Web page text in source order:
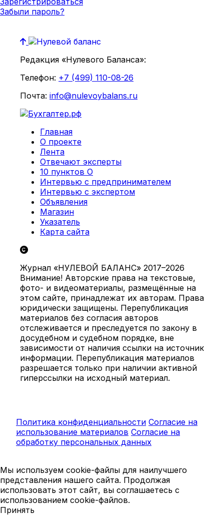
Забыли пароль?
Редакция «Нулевого Баланса»:
Телефон: +7 (499) 110-08-26
Почта: info@nulevoybalans.ru
Главная
О проекте
Лента
Отвечают эксперты
10 пунктов О
Интервью с предпринимателем
Интервью с экспертом
Объявления
Магазин
Указатель
Карта сайта
Журнал «НУЛЕВОЙ БАЛАНС» 2017–2026
Внимание! Авторские права на текстовые,
фото- и видеоматериалы, размещённые на
этом сайте, принадлежат их авторам. Права
юридически защищены. Перепубликация
материалов без согласия авторов
отслеживается и преследуется по закону в
досудебном и судебном порядке, вне
зависимости от наличия ссылки на источник
информации. Перепубликация материалов
разрешается только при наличии активной
гиперссылки на исходный материал.
Политика конфиденциальности Согласие на
использование материалов Согласие на
обработку персональных данных
Мы используем cookie-файлы для наилучшего
представления нашего сайта. Продолжая
использовать этот сайт, вы соглашаетесь с
использованием cookie-файлов.
Принять